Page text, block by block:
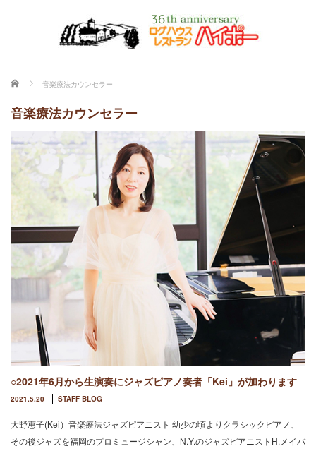
ホーム 音楽療法カウンセラー
音楽療法カウンセラー
○2021年6月から生演奏にジャズピアノ奏者「Kei」が加わります
2021.5.20 STAFF BLOG
大野恵子(Kei）音楽療法ジャズピアニスト 幼少の頃よりクラシックピアノ、
その後ジャズを福岡のプロミュージシャン、N.Y.のジャズピアニストH.メイバ